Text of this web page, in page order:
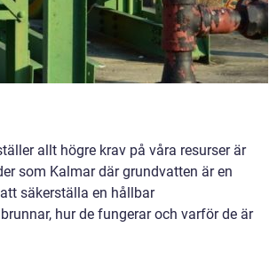
allt högre krav på våra resurser är
som Kalmar där grundvatten är en
säkerställa en hållbar
hur de fungerar och varför de är